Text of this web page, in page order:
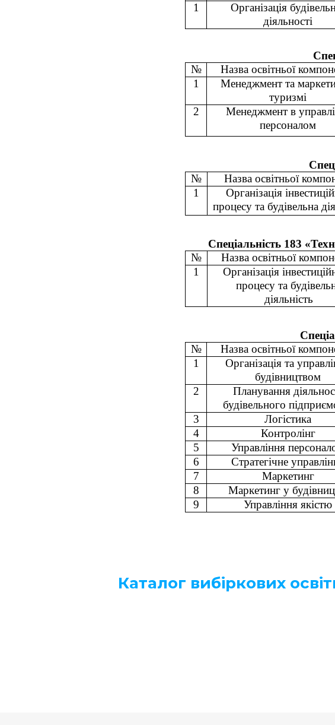
1
Організація
діяльності
№
Назва освітньої
1
Менеджмент та
туризмі
2
Менеджмент в
персоналом
№
Назва освітньої
1
Організація
процесу та будівельна
Спеціальність 183
№
Назва освітньої
1
Організація
процесу та
діяльність
№
Назва освітньої
1
Організація та
будівництвом
2
Планування
будівельного
3
Логістика
4 Контролінг
5
Управління
6 Стратегічне
7 Маркетинг
8
Маркетинг у
9
Управління якістю
Каталог вибіркових